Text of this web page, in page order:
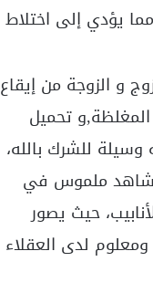
يؤدي إلى اختلاط
و الزوجة من إيقاع
تحميل
للشرك بالله،
مشاهد ملموس في
حيث يصور
لدى العقلاء